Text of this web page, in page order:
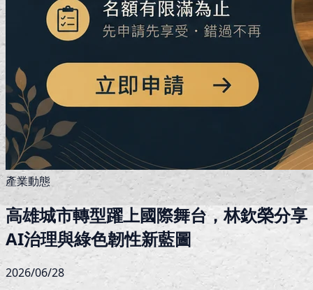
產業動態
高雄城市轉型躍上國際舞台，林欽榮分享
AI治理與綠色韌性新藍圖
2026/06/28